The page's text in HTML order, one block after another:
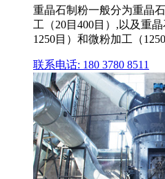
重晶石制粉一般分为重晶
工（20目400目）,以及重
1250目）和微粉加工（
联系电话: 180 3780 8511